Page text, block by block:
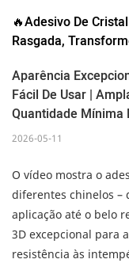
🔥Adesivo De
Rasgada,
Aparência
Fácil De Usar |
Quantidade Mínima
2026-05-11
O vídeo mostra o
diferentes chinelos –
aplicação até o belo
3D excepcional para
resistência às